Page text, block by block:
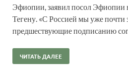
Эфиопии, заявил посол Эфиопии
Тегену. «С Россией мы уже почти
предшествующие подписанию
ЧИТАТЬ ДАЛЕЕ